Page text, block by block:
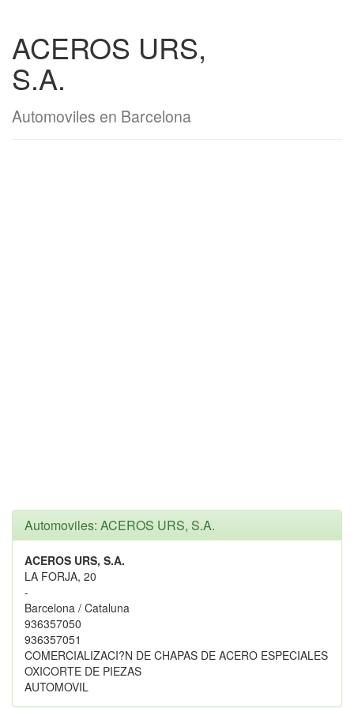
ACEROS URS,
S.A.
Automoviles en Barcelona
Automoviles: ACEROS URS, S.A.
ACEROS URS, S.A.
LA FORJA, 20
-
Barcelona / Cataluna
936357050
936357051
COMERCIALIZACI?N DE CHAPAS DE ACERO ESPECIALES
OXICORTE DE PIEZAS
AUTOMOVIL